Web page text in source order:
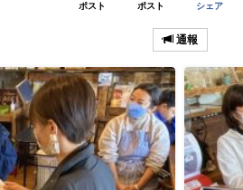
ポスト ポスト シェア
通報